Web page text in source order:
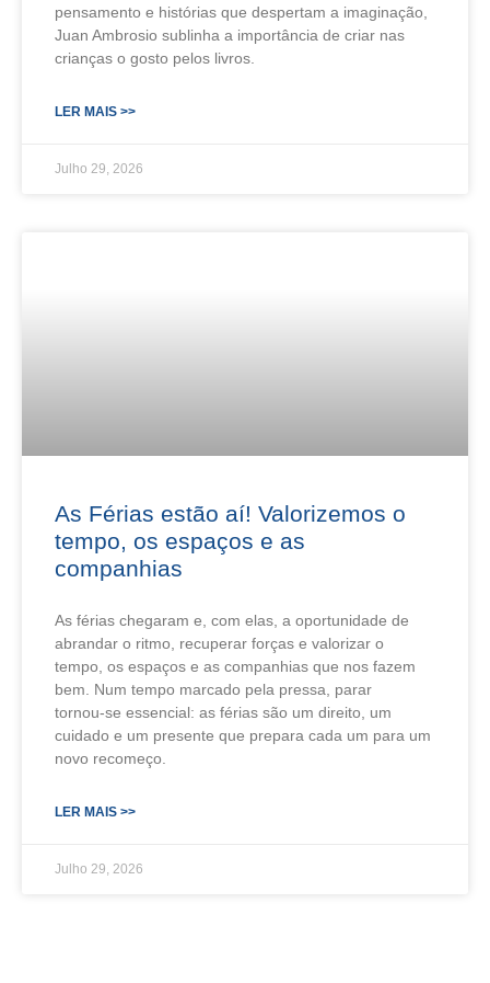
pensamento e histórias que despertam a imaginação,
Juan Ambrosio sublinha a importância de criar nas
crianças o gosto pelos livros.
LER MAIS >>
Julho 29, 2026
As Férias estão aí! Valorizemos o
tempo, os espaços e as
companhias
As férias chegaram e, com elas, a oportunidade de
abrandar o ritmo, recuperar forças e valorizar o
tempo, os espaços e as companhias que nos fazem
bem. Num tempo marcado pela pressa, parar
tornou‑se essencial: as férias são um direito, um
cuidado e um presente que prepara cada um para um
novo recomeço.
LER MAIS >>
Julho 29, 2026